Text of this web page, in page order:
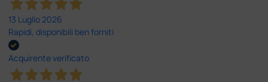
13 Luglio 2026
Rapidi, disponibili ben forniti
Acquirente verificato